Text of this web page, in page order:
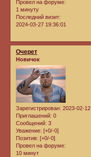
Провел на форуме:
1 минуту
Последний визит:
2024-03-27 19:36:01
Очерет
Новичок
Зарегистрирован: 2023-02-12
Приглашений: 0
Сообщений: 3
Уважение: [+0/-0]
Позитив: [+0/-0]
Провел на форуме:
10 минут